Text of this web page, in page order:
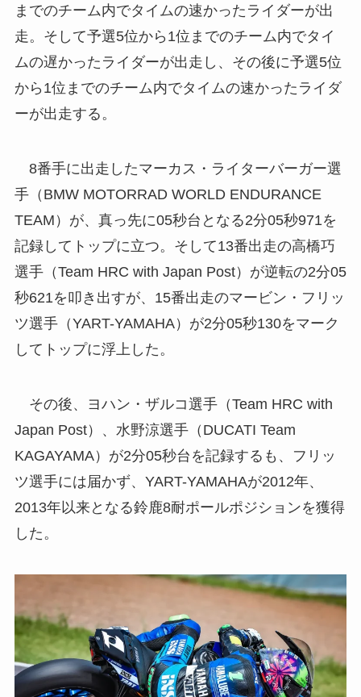
までのチーム内でタイムの速かったライダーが出
走。そして予選5位から1位までのチーム内でタイ
ムの遅かったライダーが出走し、その後に予選5位
から1位までのチーム内でタイムの速かったライダ
ーが出走する。
8番手に出走したマーカス・ライターバーガー選
手（BMW MOTORRAD WORLD ENDURANCE
TEAM）が、真っ先に05秒台となる2分05秒971を
記録してトップに立つ。そして13番出走の高橋巧
選手（Team HRC with Japan Post）が逆転の2分05
秒621を叩き出すが、15番出走のマービン・フリッ
ツ選手（YART-YAMAHA）が2分05秒130をマーク
してトップに浮上した。
その後、ヨハン・ザルコ選手（Team HRC with
Japan Post）、水野涼選手（DUCATI Team
KAGAYAMA）が2分05秒台を記録するも、フリッ
ツ選手には届かず、YART-YAMAHAが2012年、
2013年以来となる鈴鹿8耐ポールポジションを獲得
した。